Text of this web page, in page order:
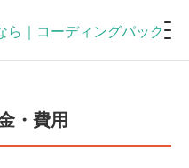
・費用